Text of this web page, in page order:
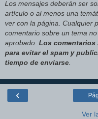
Los mensajes deberán ser
artículo o al menos una
ver con la página. Cualquier
comentario sobre un tema
aprobado. Los comentarios
para evitar el spam y
tiempo de enviarse
‹
Ver